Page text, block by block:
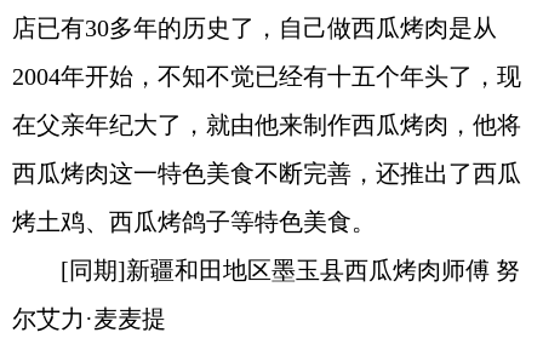
店已有30多年的历史了，自己做西瓜烤肉是从
2004年开始，不知不觉已经有十五个年头了，现
在父亲年纪大了，就由他来制作西瓜烤肉，他将
西瓜烤肉这一特色美食不断完善，还推出了西瓜
烤土鸡、西瓜烤鸽子等特色美食。
[同期]新疆和田地区墨玉县西瓜烤肉师傅 努
尔艾力·麦麦提